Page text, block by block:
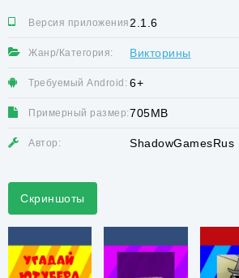
Версия приложения:2.1.6
Жанр/Категория: Викторины
Требуемый Android: 6+
Примерный размер:705MB
Автор: ShadowGamesRus
Скриншоты